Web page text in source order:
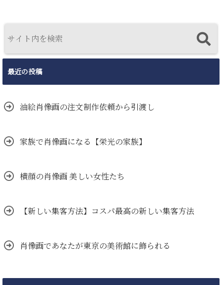
最近の投稿
油絵肖像画の注文制作依頼から引渡し
家族で肖像画になる【栄光の家族】
横顔の肖像画 美しい女性たち
【新しい集客方法】コスパ最高の新しい集客方法
肖像画であなたが東京の美術館に飾られる